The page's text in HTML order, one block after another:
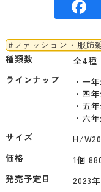
#ファッション・服飾
種類数
全4種
ラインナップ
・一
・四
・五
サイズ
価格
1個
発売予定日
2023